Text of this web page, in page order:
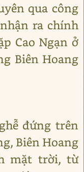
qua công
ra chính
Cao Ngạn ở
Biên Hoang
đứng trên
Biên Hoang
mặt trời, từ